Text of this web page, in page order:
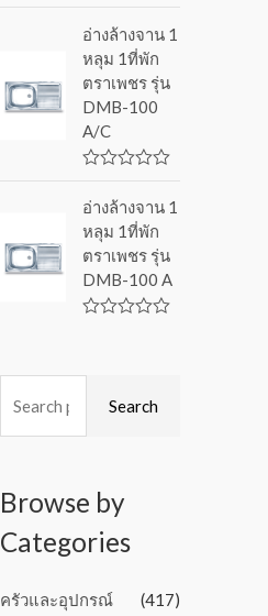
5
a
t
e
0
o
u
t
o
อ่างล้างจาน 1
หลุม 1ที่พัก
ตราเพชร รุ่น
DMB-100
A/C
a
t
e
0
o
u
t
อ่างล้างจาน 1
หลุม 1ที่พัก
ตราเพชร รุ่น
DMB-100 A
e
f
5
Search
Browse by
Categories
ครัวและอุปกรณ์ (417)